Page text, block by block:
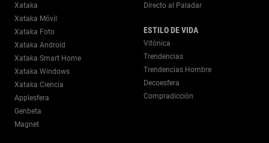
Xataka
Xataka Móvil
Xataka Foto
Xataka Android
Xataka Smart Home
Xataka Windows
Xataka Ciencia
Applesfera
Genbeta
Magnet
Directo al Paladar
ESTILO DE VIDA
Vitónica
Trendencias
Trendencias Hombre
Decoesfera
Compradicción